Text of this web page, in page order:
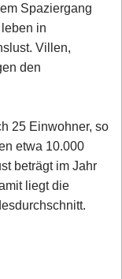
Spaziergang
in
Villen,
den
25 Einwohner, so
etwa 10.000
beträgt im Jahr
liegt die